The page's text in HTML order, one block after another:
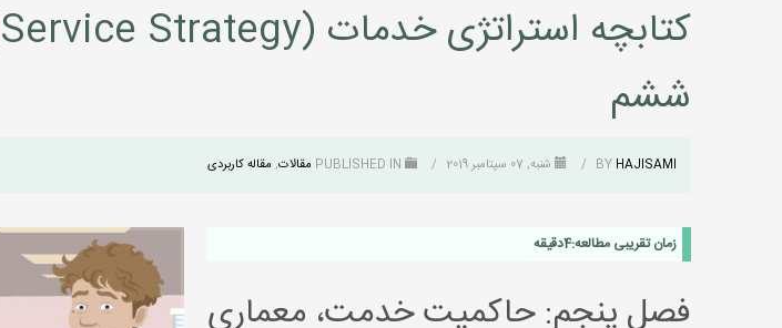
ششم
BY HAJISAMI
/ شنبه, 07 سپتامبر 2019 / مقالات, مقاله کاربردی
زمان تقریبی مطالعه:4دقیقه
فصل پنجم: حاکمیت خدمت، معماری